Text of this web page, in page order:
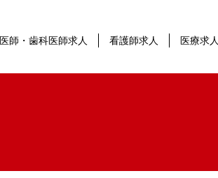
医師・歯科医師求人 看護師求人 医療求人